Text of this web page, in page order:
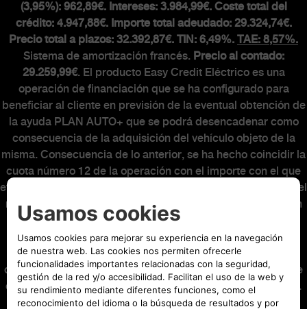
Abarth Classiche
(3,95%): 962,89€. Intereses: 3.984,99€. Coste total del
crédito: 4.947,88€. Importe total adeudado: 29.324,74€.
Precio total a plazos: 32.392,87€. TIN: 6,49%. TAE: 8,57%.
Sistema de amortización francés. Precio al contado:
29.259,99€. El producto Easy Credit Eléctrico es una
operación de financiación que se ha configurado para
beneficiar al cliente en previsión de la eventual obtención de
la ayuda PLAN AUTO+ que se podrá desencadenar como
consecuencia de la adquisición del vehículo objeto de la
misma. Consecuencia de lo anterior, se ha hecho coincidir la
cuota número 12 de la operación con el importe con el que
eventualmente podrá ser beneficiario el cliente, minorando el
resto de cuotas. El cliente será responsable de cumplir con
los requisitos y realizar las actuaciones necesarias para la
solicitud y concesión de la ayuda PLAN AUTO+. La
concesión o no de la ayuda PLAN AUTO+ no alterará la
operación financiera. Al final del contrato podrá elegir entre
entregar su vehículo, o abonar o refinanciar la última cuota.
Oferta válida hasta el 31/08/2026. El modelo visualizado